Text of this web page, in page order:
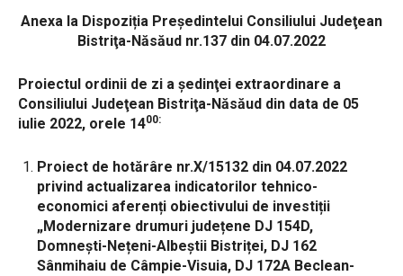
Anexa la Dispoziția Președintelui Consiliului Judeţean
Bistriţa-Năsăud nr.137 din 04.07.2022
Proiectul ordinii de zi a şedinţei extraordinare a
Consiliului Judeţean Bistriţa-Năsăud din data de 05
iulie 2022, orele 1400:
Proiect de hotărâre nr.X/15132 din 04.07.2022
privind actualizarea indicatorilor tehnico-
economici aferenți obiectivului de investiții
„Modernizare drumuri județene DJ 154D,
Domnești-Nețeni-Albeștii Bistriței, DJ 162
Sânmihaiu de Câmpie-Visuia, DJ 172A Beclean-